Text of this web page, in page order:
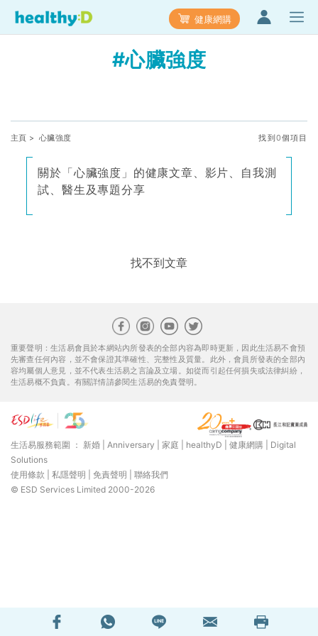
健康網購
#心臟強度
主頁 > 心臟強度 找到0個項目
關於「心臟強度」的健康文章、影片、自我測
試、醫生及專題分享
找不到文章
重要聲明：生活易會員於本網站內所發表的全部內容為即時更新，因此生活易不會預
先審查任何內容，並不會保證其準確性、完整性及質量。此外，會員所發表的全部內
容均屬個人意見，並不代表生活易之言論及立場。如從而引起任何損失或法律糾紛，
生活易概不負責。有關詳情請參閱生活易的免責聲明。
生活易服務範圍 ： 新婚 Anniversary 家庭 healthyD 健康網購
Digital
Solutions
使用條款
私隱聲明 免責聲明
聯絡我們
© ESD Services Limited 2000-2026